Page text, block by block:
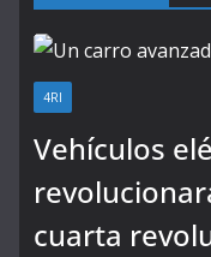
4RI
Vehículos
cuarta